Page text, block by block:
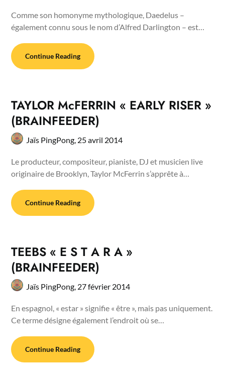
Comme son homonyme mythologique, Daedelus –
également connu sous le nom d’Alfred Darlington – est…
Continue Reading
TAYLOR McFERRIN « EARLY RISER »
(BRAINFEEDER)
Jaïs PingPong, 25 avril 2014
Le producteur, compositeur, pianiste, DJ et musicien live
originaire de Brooklyn, Taylor McFerrin s’apprête à…
Continue Reading
TEEBS « E S T A R A »
(BRAINFEEDER)
Jaïs PingPong, 27 février 2014
En espagnol, « estar » signifie « être », mais pas uniquement.
Ce terme désigne également l’endroit où se…
Continue Reading